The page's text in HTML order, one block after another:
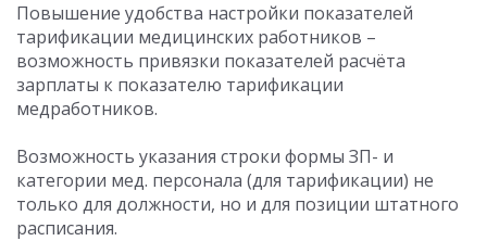
Повышение удобства настройки показателей
тарификации медицинских работников –
возможность привязки показателей расчёта
зарплаты к показателю тарификации
медработников.
Возможность указания строки формы ЗП- и
категории мед. персонала (для тарификации) не
только для должности, но и для позиции штатного
расписания.